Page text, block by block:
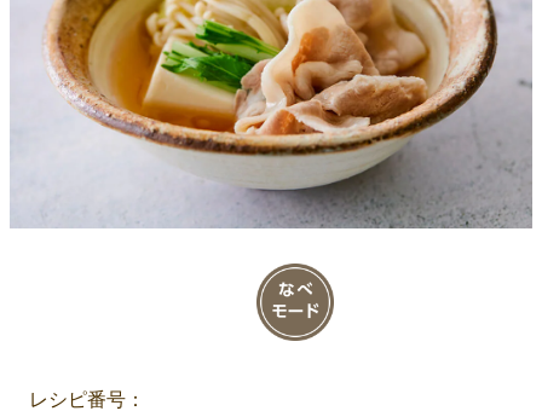
レシピ番号：